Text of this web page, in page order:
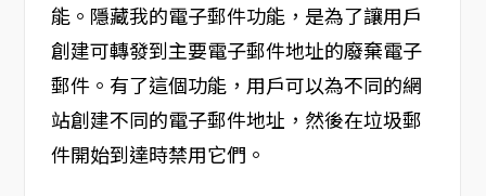
能。隱藏我的電子郵件功能，是為了讓用戶
創建可轉發到主要電子郵件地址的廢棄電子
郵件。有了這個功能，用戶可以為不同的網
站創建不同的電子郵件地址，然後在垃圾郵
件開始到達時禁用它們。